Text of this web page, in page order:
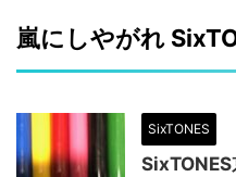
嵐にしやがれ
SixTONES